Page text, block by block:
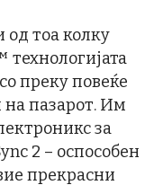
од тоа колку
преку повеќе
на пазарот. Им
за
2 – оспособен
прекрасни